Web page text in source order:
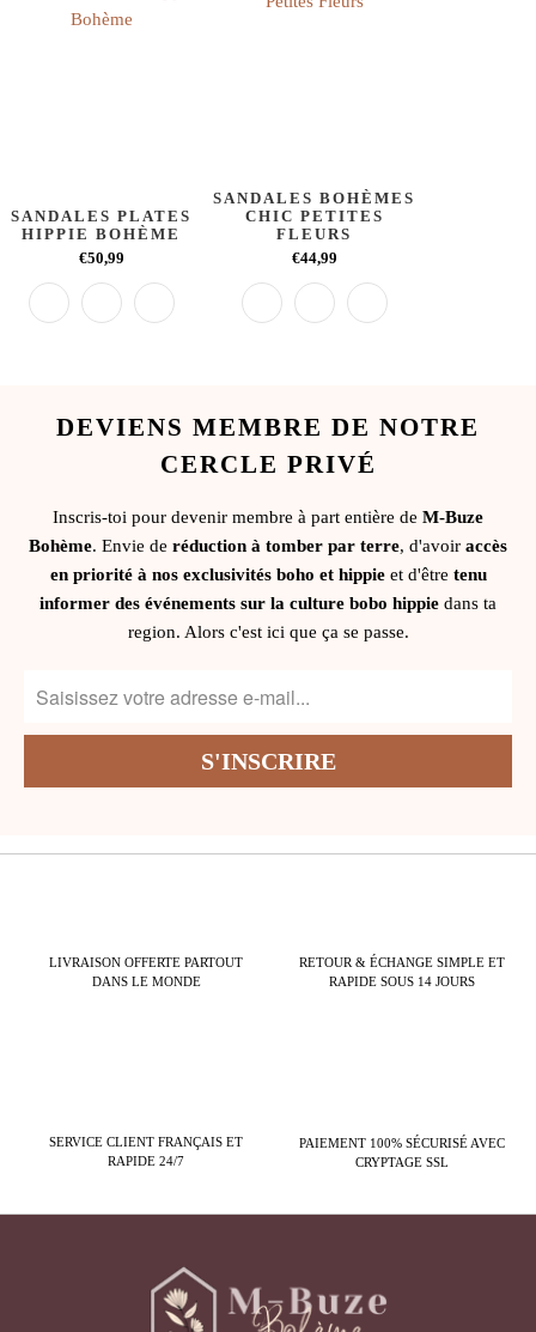
SANDALES PLATES
HIPPIE BOHÈME
€50,99
SANDALES BOHÈMES
CHIC PETITES
FLEURS
€44,99
DEVIENS MEMBRE DE NOTRE
CERCLE PRIVÉ
Inscris-toi pour devenir membre à part entière de M-Buze
Bohème. Envie de réduction à tomber par terre, d'avoir accès
en priorité à nos exclusivités boho et hippieet d'être tenu
informer des événements sur la culture bobo hippie dans ta
region. Alors c'est ici que ça se passe.
LIVRAISON OFFERTE PARTOUT
DANS LE MONDE
RETOUR & ÉCHANGE SIMPLE ET
RAPIDE SOUS 14 JOURS
SERVICE CLIENT FRANÇAIS ET
RAPIDE 24/7
PAIEMENT 100% SÉCURISÉ AVEC
CRYPTAGE SSL